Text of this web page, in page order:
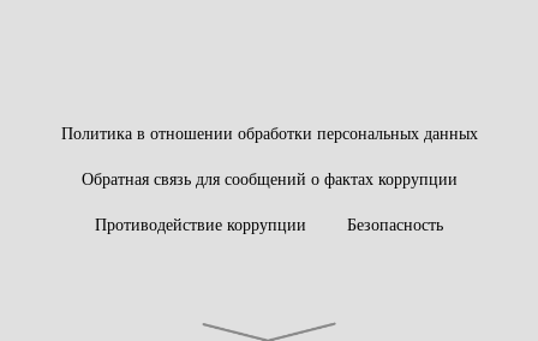
Политика в отношении обработки персональных данных
Обратная связь для сообщений о фактах коррупции
Противодействие коррупции Безопасность